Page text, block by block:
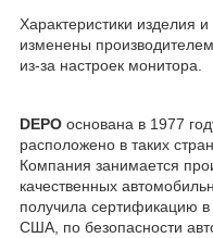
Характеристики изделия
изменены
из-за настроек монитора.
DEPO основана в 1977
расположено в таких
Компания занимается
качественных
получила сертификацию
США, по безопасности